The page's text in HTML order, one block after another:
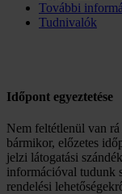
További
Tudnivalók
Időpont egyeztetése
Nem feltétlenül van
bármikor, előzetes
jelzi látogatási
információval tudunk
rendelési